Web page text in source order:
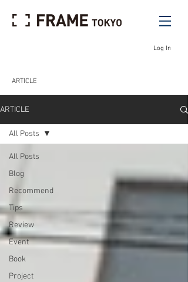
Log In
ARTICLE
ARTICLE
All Posts
Blog
Recommend
Tips
Review
Event
Book
Project
All Posts